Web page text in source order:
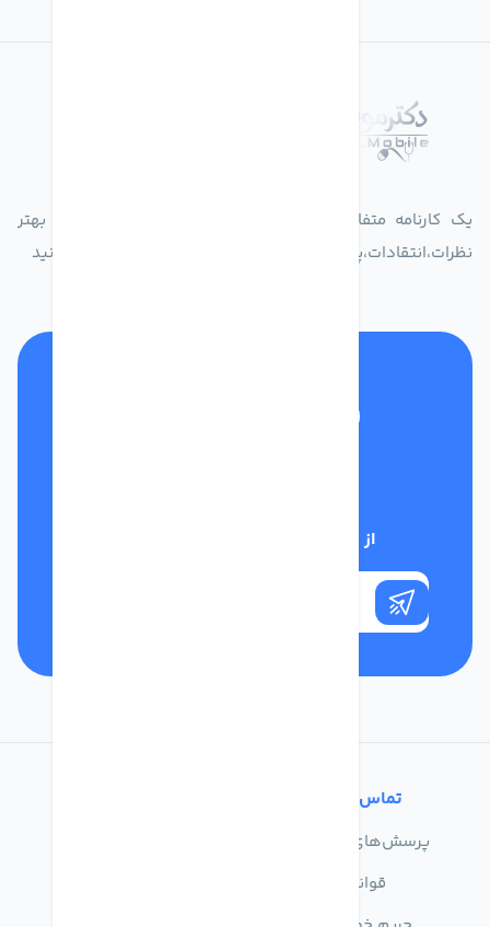
یک کارنامه متفاوت از زندگیت ثبت کن برای ارایه خدمات بهتر
نظرات،انتقادات،پیشنهاداتتان را به سامانه 30004719 ارسال کنید
از تخفیف‌های فروشگاه با خبر شوید
تماس با ما
پرسش‌های متداول
قوانین